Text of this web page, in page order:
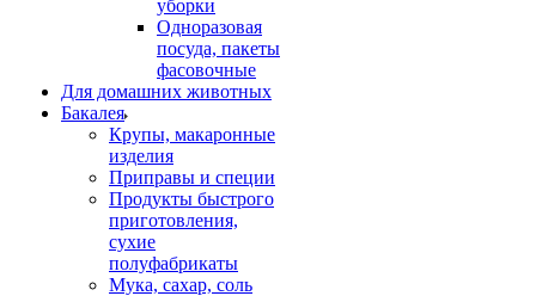
уборки
Одноразовая
посуда, пакеты
фасовочные
Для домашних животных
Бакалея
Крупы, макаронные
изделия
Приправы и специи
Продукты быстрого
приготовления,
сухие
полуфабрикаты
Мука, сахар, соль